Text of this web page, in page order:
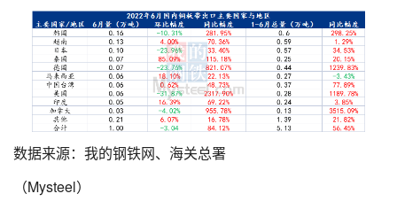
数据来源：我的钢铁网、海关总署
（Mysteel）